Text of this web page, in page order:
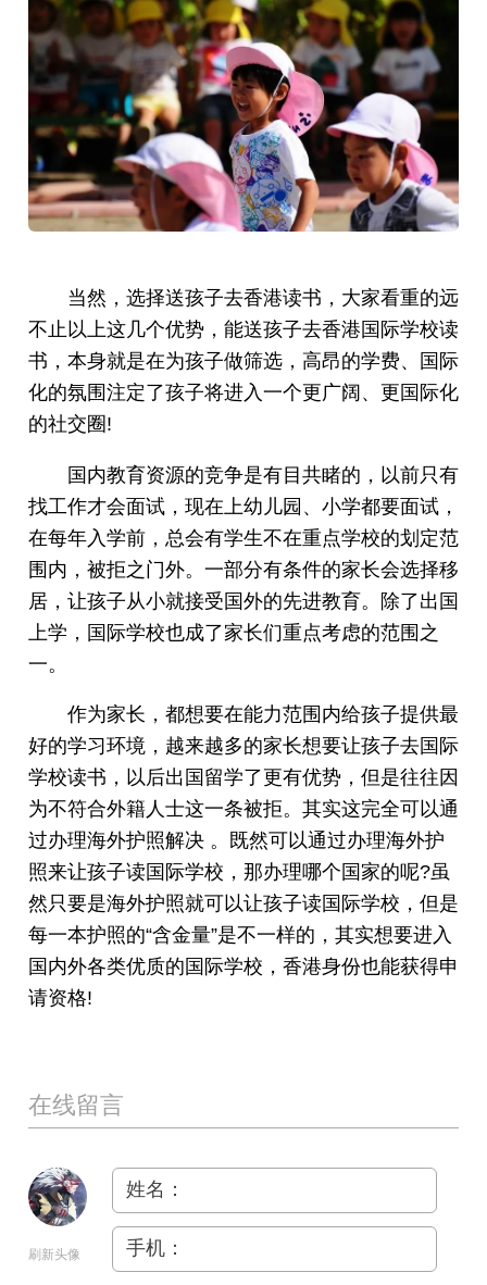
当然，选择送孩子去香港读书，大家看重的远
不止以上这几个优势，能送孩子去香港国际学校读
书，本身就是在为孩子做筛选，高昂的学费、国际
化的氛围注定了孩子将进入一个更广阔、更国际化
的社交圈!
国内教育资源的竞争是有目共睹的，以前只有
找工作才会面试，现在上幼儿园、小学都要面试，
在每年入学前，总会有学生不在重点学校的划定范
围内，被拒之门外。一部分有条件的家长会选择移
居，让孩子从小就接受国外的先进教育。除了出国
上学，国际学校也成了家长们重点考虑的范围之
一。
作为家长，都想要在能力范围内给孩子提供最
好的学习环境，越来越多的家长想要让孩子去国际
学校读书，以后出国留学了更有优势，但是往往因
为不符合外籍人士这一条被拒。其实这完全可以通
过办理海外护照解决 。既然可以通过办理海外护
照来让孩子读国际学校，那办理哪个国家的呢?虽
然只要是海外护照就可以让孩子读国际学校，但是
每一本护照的“含金量”是不一样的，其实想要进入
国内外各类优质的国际学校，香港身份也能获得申
请资格!
在线留言
刷新头像
姓名：
手机：